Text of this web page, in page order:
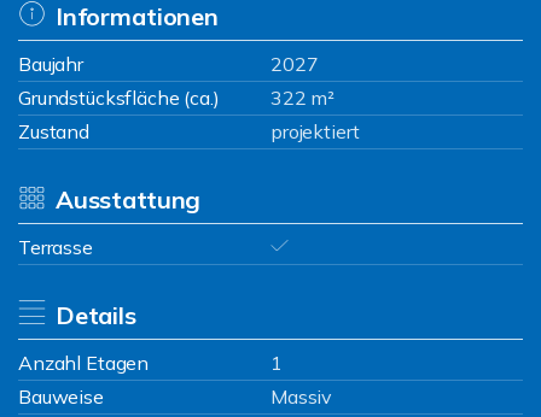
Informationen
Baujahr
2027
Grundstücksfläche (ca.)
322 m²
Zustand
projektiert
Ausstattung
Terrasse
Details
Anzahl Etagen
1
Bauweise
Massiv